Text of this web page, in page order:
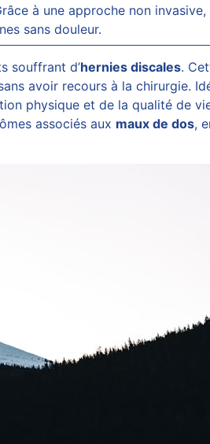
à une approche non invasive,
sans douleur.
souffrant d’hernies discales.
avoir recours à la chirurgie.
physique et de la qualité de
associés aux maux de dos,